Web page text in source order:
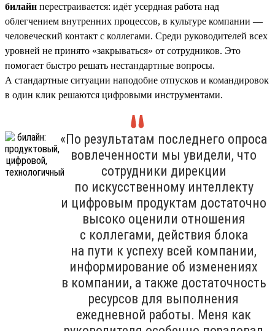
билайн перестраивается: идёт усердная работа над
облегчением внутренних процессов, в культуре компании —
человеческий контакт с коллегами. Среди руководителей всех
уровней не принято «закрываться» от сотрудников. Это
помогает быстро решать нестандартные вопросы.
А стандартные ситуации наподобие отпусков и командировок
в один клик решаются цифровыми инструментами.
«По результатам последнего опроса
вовлеченности мы увидели, что
сотрудники дирекции
по искусственному интеллекту
и цифровым продуктам достаточно
высоко оценили отношения
с коллегами, действия блока
на пути к успеху всей компании,
информирование об изменениях
в компании, а также достаточность
ресурсов для выполнения
ежедневной работы. Меня как